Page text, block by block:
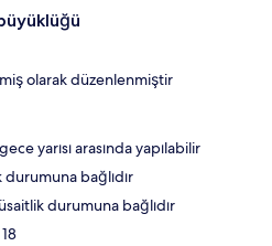
olarak düzenlenmiştir
yarısı arasında yapılabilir
bağlıdır
durumuna bağlıdır